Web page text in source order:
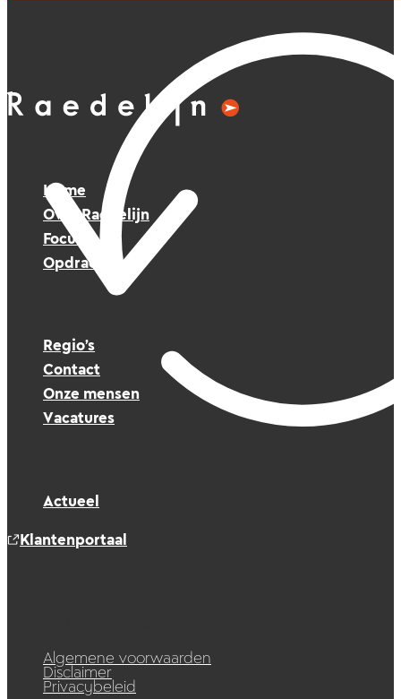
Home
Over Raedelijn
Focus
Opdrachten
Regio’s
Contact
Onze mensen
Vacatures
Actueel
Klantenportaal
Algemene voorwaarden
Disclaimer
Privacybeleid